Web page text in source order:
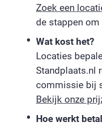
Zoek een
de stappen om
Wat kost het?
Locaties
Standplaats.nl
commissie bij
Bekijk onze
Hoe werkt